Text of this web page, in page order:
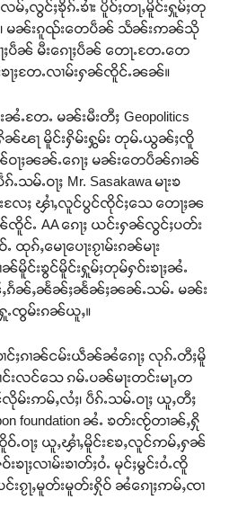
င်ႈၶိုၵ်ႉၶၢႆး ပိူဝ်ႈတႃႇမိူင်းႁူမ်ႈတု
ႉ၊ မၼ်းၵူၺ်းတေပဵၼ် သႅၼ်းဢၼ်သို
ႈပဵၼ် မီးၵေႃႈပဵၼ် တေႃႉတႄႉတေ
ႈတႄႉလၢမ်းႁၼ်ၸိူင်ႉၼၼ်။
တႄႉ မၼ်းမီးတီႈ Geopolitics
ၼ်ၽႃ မိူင်းႁိမ်းႁွမ်း တုမ်ႉယွၼ်ႈၸိူ
ႃႈၼၼ်ႉၵေႃႈ မၼ်းတေပဵၼ်ၵၢၼ်
ႉဝႃႈ Mr. Sasakawa မႃးၶ
းလႄႈ ၾၢႆႇလူင်ပွင်ၸိုင်ႈသေ တေႃႈၼ
င်ႉ AA ၵေႃႈ ယင်းႁၼ်လွင်ႈပတ်း
ႇမေႃပေႃးၵႂၢမ်းၵၼ်မႃး
မိူင်းၶွင်မိူင်းႁူမ်ႈတုမ်ႁဝ်းၶႃႈၼႆႉ
ၵႅၼ်ႇၼႅၼ်ႈၼႅၼ်ႈၼၼ်ႉသမ်ႉ မၼ်း
ႉၸွမ်းၵၼ်ယူႇ။
င်ႈၵၢၼ်ငမ်းယဵၼ်ၼႆၵေႃႈ လုၵ်ႉတီႈမိူ
လင်သေ ၵမ်ႉပၼ်မႃးတင်းမႃႇတ
မ်းဢမ်ႇလႆႈ၊ ပဵၵ်ႉသမ်ႉဝႃႈ ယူႇတီႈ
foundation ၼႆႉ ၶတ်းၸႂ်တၢၼ်ႇႁို
ႉဝႃႈ ယူႇၾၢႆႇမိူင်းၶႄႇလူင်ဢမ်ႇႁၼ်
ႈလၢမ်းၶၢတ်ႈဝႆႉ မုင်ႈမွင်းဝႆႉၸိူ
းၵႂႃႇမူတ်းမူတ်းႁိုဝ် ၼႆၵေႃႈဢမ်ႇၸၢ